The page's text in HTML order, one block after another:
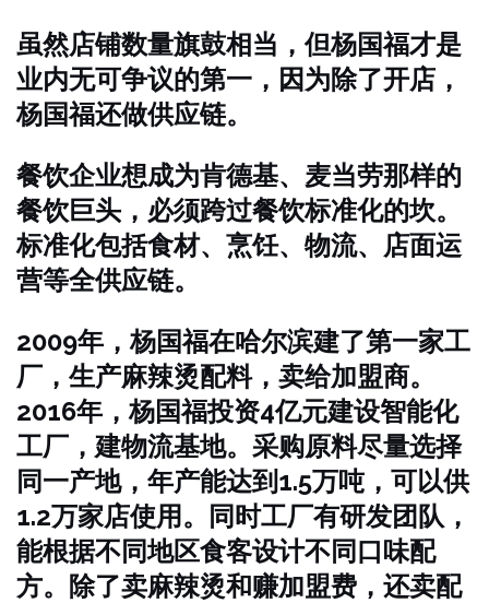
虽然店铺数量旗鼓相当，但杨国福才是
业内无可争议的第一，因为除了开店，
杨国福还做供应链。
餐饮企业想成为肯德基、麦当劳那样的
餐饮巨头，必须跨过餐饮标准化的坎。
标准化包括食材、烹饪、物流、店面运
营等全供应链。
2009年，杨国福在哈尔滨建了第一家工
厂，生产麻辣烫配料，卖给加盟商。
2016年，杨国福投资4亿元建设智能化
工厂，建物流基地。采购原料尽量选择
同一产地，年产能达到1.5万吨，可以供
1.2万家店使用。同时工厂有研发团队，
能根据不同地区食客设计不同口味配
方。除了卖麻辣烫和赚加盟费，还卖配